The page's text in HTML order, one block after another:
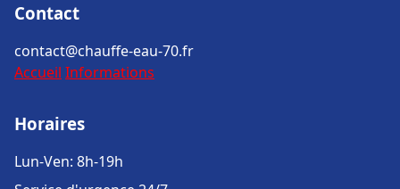
Contact
contact@chauffe-eau-70.fr
Accueil Informations
Horaires
Lun-Ven: 8h-19h